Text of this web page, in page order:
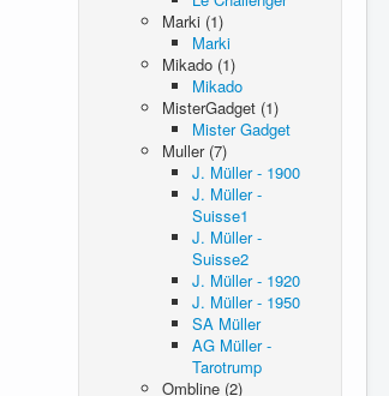
Marki (1)
Marki
Mikado (1)
Mikado
MisterGadget (1)
Mister Gadget
Muller (7)
J. Müller - 1900
J. Müller -
Suisse1
J. Müller -
Suisse2
J. Müller - 1920
J. Müller - 1950
SA Müller
AG Müller -
Tarotrump
Ombline (2)